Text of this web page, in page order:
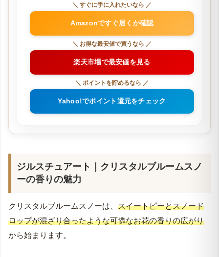
＼ すぐに手に入れたいなら ／
Amazonですぐ届くか確認
＼ お得な最安値で買うなら ／
楽天市場で最安値を見る
＼ ポイントを貯めるなら ／
Yahoo!でポイント還元をチェック
ジルスチュアート｜クリスタルブルームスノ
ーの香りの魅力
クリスタルブルームスノーは、 スイートピーとスノード
ロップが混ざり合ったような可憐なお花の香りの広がり
から始まります。